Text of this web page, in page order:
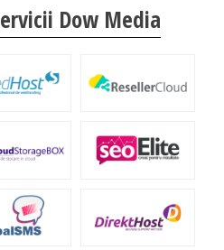
Dow Media